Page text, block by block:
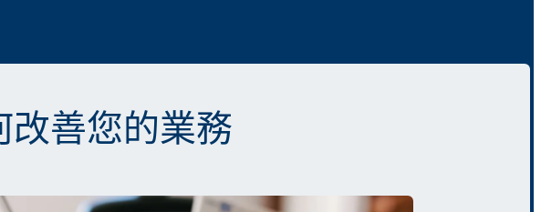
改善您的業務